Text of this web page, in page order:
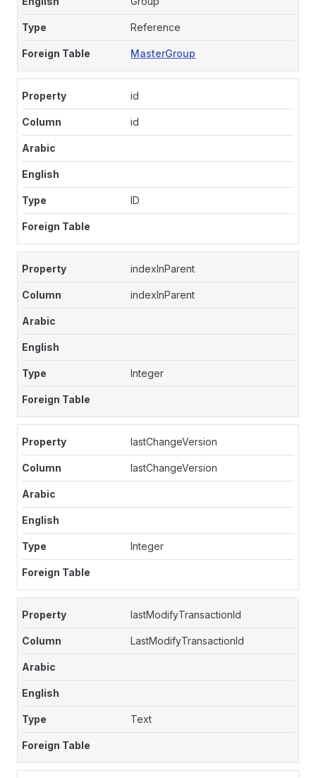
Reference
MasterGroup
id
id
ID
indexInParent
indexInParent
Integer
lastChangeVersion
lastChangeVersion
Integer
lastModifyTransactionId
LastModifyTransactionId
Text